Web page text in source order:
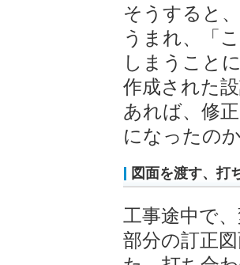
そうすると
うまれ、「
しまうこと
作成された
あれば、修
になったの
図面を渡す、打
工事途中で
部分の訂正